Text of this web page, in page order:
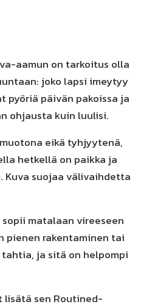
aamun on tarkoitus olla
joko lapsi imeytyy
pyöriä päivän pakoissa ja
ohjausta kuin luulisi.
eikä tyhjyytenä,
hetkellä on paikka ja
Kuva suojaa välivaihdetta
matalaan vireeseen
pienen rakentaminen tai
ja sitä on helpompi
lisätä sen Routined-